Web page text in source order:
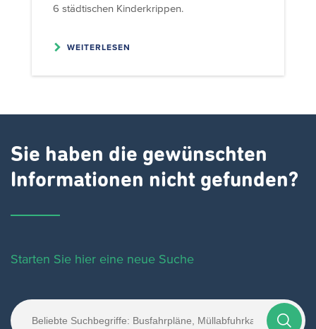
6 städtischen Kinderkrippen.
WEITERLESEN
Sie haben die gewünschten
Informationen nicht gefunden?
Starten Sie hier eine neue Suche